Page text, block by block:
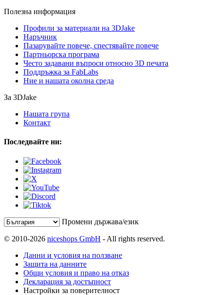
Полезна информация
Профили за материали на 3DJake
Наръчник
Пазарувайте повече, спестявайте повече
Партньорска програма
Често задавани въпроси относно 3D печата
Поддръжка за FabLabs
Ние и нашата околна среда
За 3DJake
Нашата група
Контакт
Последвайте ни:
Промени държава/език
© 2010-2026 niceshops GmbH - All rights reserved.
Данни и условия на ползване
Защита на данните
Общи условия и право на отказ
Декларация за достъпност
Настройки за поверителност